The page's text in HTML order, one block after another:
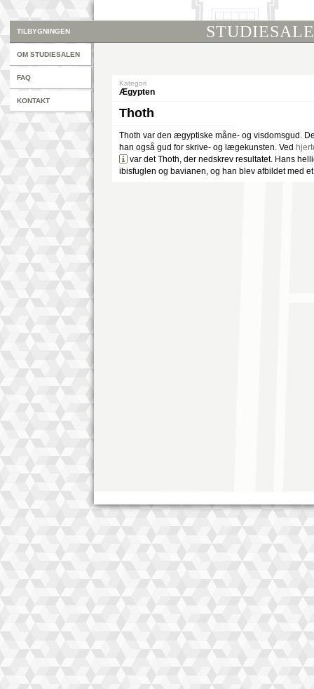
TILBYGNINGEN
OM STUDIESALEN
FAQ
KONTAKT
Kategori
Ægypten
Thoth
Thoth var den ægyptiske måne- og visdomsgud.
han også gud for skrive- og lægekunsten. Ved
var det Thoth, der nedskrev resultatet. Hans
ibisfuglen og bavianen, og han blev afbildet med